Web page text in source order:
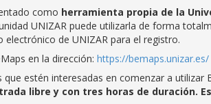
como herramienta propia de la
UNIZAR puede utilizarla de forma
electrónico de UNIZAR para el registro.
en la dirección: https://bemaps.unizar.es/
que estén interesadas en comenzar a
libre y con tres horas de duración.